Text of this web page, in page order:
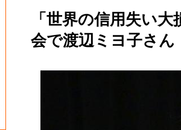
「世界の信用失い
会で渡辺ミヨ子さん